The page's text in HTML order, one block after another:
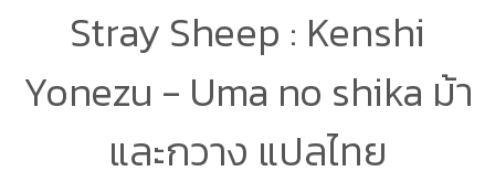
Stray Sheep : Kenshi
Yonezu - Uma no shika ม้า
และกวาง แปลไทย